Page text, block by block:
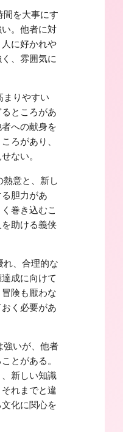
を大事にす
。他者に対
に好かれや
、雰囲気に
りやすい
ところがあ
への献身を
ろがあり、
ない。
意と、新し
胆力があ
巻き込むこ
助ける義侠
、合理的な
成に向けて
険も厭わな
く必要があ
いが、他者
とがある。
新しい知識
れまでと違
化に関心を